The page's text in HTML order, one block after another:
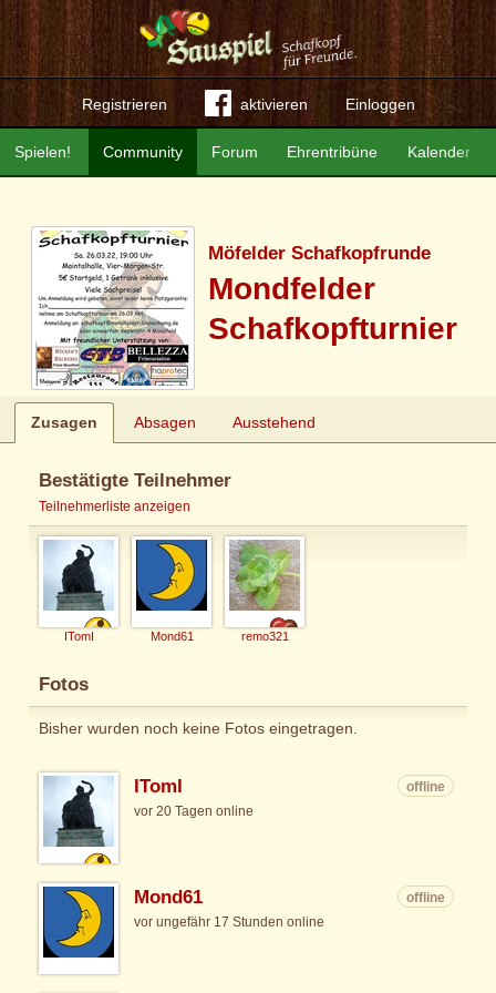
Registrieren aktivieren Einloggen
Community Forum Ehrentribüne Kalender
Spielen!
Möfelder Schafkopfrunde
Mondfelder
Schafkopfturnier
Zusagen Absagen Ausstehend
Bestätigte Teilnehmer
Teilnehmerliste anzeigen
ITomI Mond61 remo321
Fotos
Bisher wurden noch keine Fotos eingetragen.
ITomI
offline
vor 20 Tagen online
Mond61
offline
vor ungefähr 17 Stunden online